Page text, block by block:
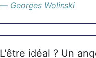
Georges Wolinski
L'être idéal ? Un